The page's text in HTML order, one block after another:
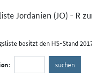
Jordanien (JO) - R
besitzt den HS-Stand